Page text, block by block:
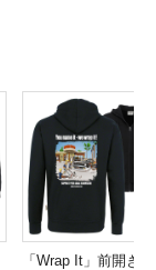
「Wrap It」前開き